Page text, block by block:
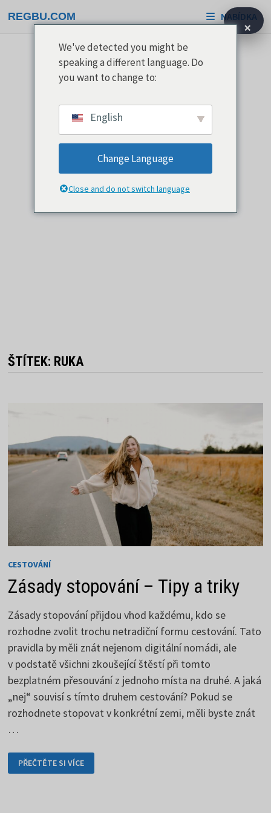
na
REGBU.COM NABÍDKA
ŠTÍTEK: RUKA
CESTOVÁNÍ
Zásady stopování – Tipy a triky
Zásady stopování přijdou vhod každému, kdo se
rozhodne zvolit trochu netradiční formu cestování. Tato
pravidla by měli znát nejenom digitální nomádi, ale
v podstatě všichni zkoušející štěstí při tomto
bezplatném přesouvání z jednoho místa na druhé. A jaká
„nej“ souvisí s tímto druhem cestování? Pokud se
rozhodnete stopovat v konkrétní zemi, měli byste znát
…
ZÁSADY
STOPOVÁNÍ
–
PŘEČTĚTE SI VÍCE
×
We've detected you might be
speaking a different language. Do
you want to change to:
English
Change Language
Close and do not switch language